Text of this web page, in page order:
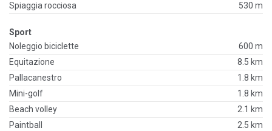
Spiaggia rocciosa
530 m
Sport
Noleggio biciclette
600 m
Equitazione
8.5 km
Pallacanestro
1.8 km
Mini-golf
1.8 km
Beach volley
2.1 km
Paintball
2.5 km